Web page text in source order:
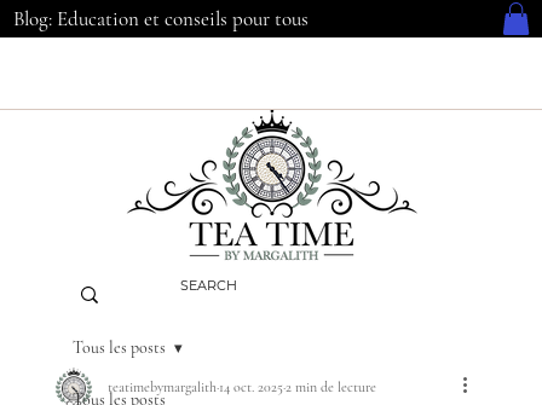
Blog: Education et conseils pour tous
Tous les posts
Tous les posts
teatimebymargalith14 oct. 20252 min de lecture